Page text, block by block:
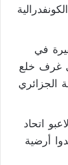
في
غرف خلع
الجزائري
اتحاد
أرضية